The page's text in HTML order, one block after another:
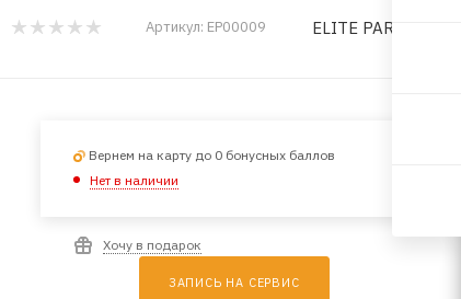
Артикул: EP00009 ELITE PARFUM
Вернем на карту до 0 бонусных баллов
Нет в наличии
Хочу в подарок
ЗАПИСЬ НА СЕРВИС